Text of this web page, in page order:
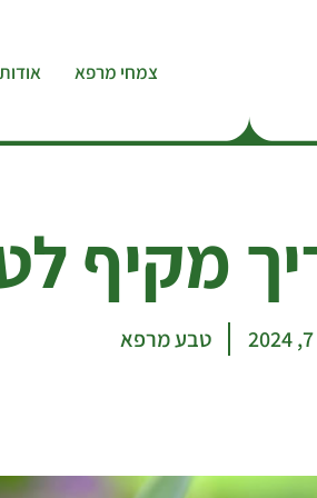
צמחי מרפא אודות
מקיף
טבע מרפא